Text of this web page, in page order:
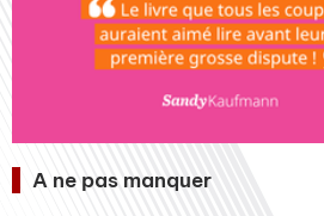
A ne pas manquer